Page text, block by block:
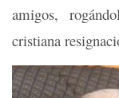
amigos,
cristiana